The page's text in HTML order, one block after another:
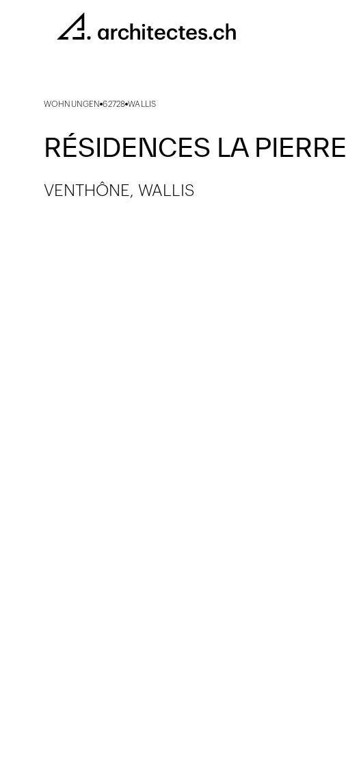
WOHNUNGEN 62728 WALLIS
RÉSIDENCES LA PIERRE
VENTHÔNE, WALLIS